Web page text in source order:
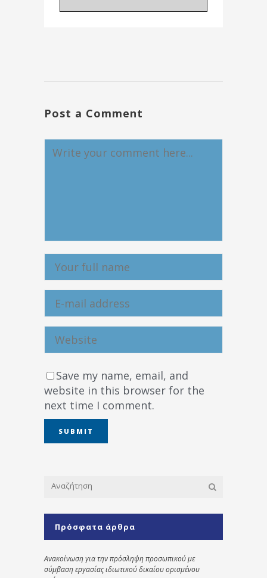
Post a Comment
Save my name, email, and
website in this browser for the
next time I comment.
Πρόσφατα άρθρα
Ανακοίνωση για την πρόσληψη προσωπικού με
σύμβαση εργασίας ιδιωτικού δικαίου ορισμένου